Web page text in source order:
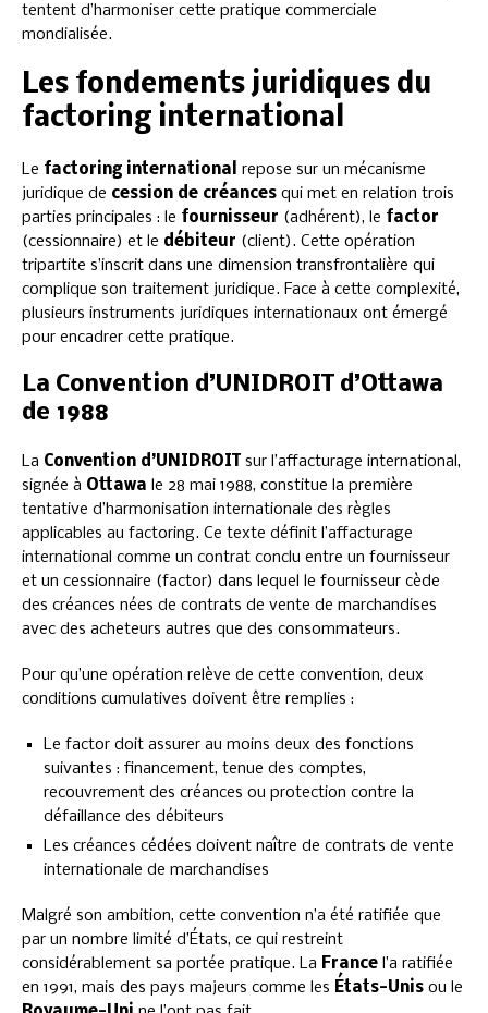
tentent d’harmoniser cette pratique commerciale
mondialisée.
Les fondements juridiques du
factoring international
Le factoring international
repose sur un mécanisme
juridique de cession de créances qui met en relation trois
parties principales : le fournisseur (adhérent), le factor
(cessionnaire) et le débiteur (client). Cette opération
tripartite s’inscrit dans une dimension transfrontalière qui
complique son traitement juridique. Face à cette complexité,
plusieurs instruments juridiques internationaux ont émergé
pour encadrer cette pratique.
La Convention d’UNIDROIT d’Ottawa
de 1988
La Convention d’UNIDROIT
sur l’affacturage international,
signée à Ottawa le 28 mai 1988, constitue la première
tentative d’harmonisation internationale des règles
applicables au factoring. Ce texte définit l’affacturage
international comme un contrat conclu entre un fournisseur
et un cessionnaire (factor) dans lequel le fournisseur cède
des créances nées de contrats de vente de marchandises
avec des acheteurs autres que des consommateurs.
Pour qu’une opération relève de cette convention, deux
conditions cumulatives doivent être remplies :
Le factor doit assurer au moins deux des fonctions
suivantes : financement, tenue des comptes,
recouvrement des créances ou protection contre la
défaillance des débiteurs
Les créances cédées doivent naître de contrats de vente
internationale de marchandises
Malgré son ambition, cette convention n’a été ratifiée que
par un nombre limité d’États, ce qui restreint
considérablement sa portée pratique. La France l’a ratifiée
en 1991, mais des pays majeurs comme les États-Unis ou le